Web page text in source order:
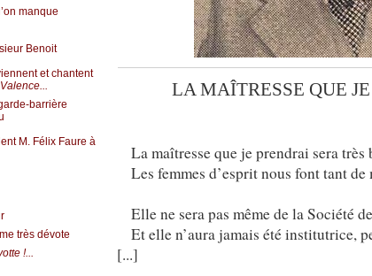
manque
Benoit
et chantent
barrière
M. Félix Faure à
très dévote
!...
LA MAÎTRESSE QUE
La maîtresse que je prendrai sera très
Les femmes d’esprit nous font tant de
Elle ne sera pas même de la Société
Et elle n’aura jamais été institutrice,
[...]